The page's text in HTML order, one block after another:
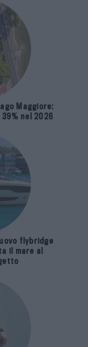
Maggiore:
nel 2026
flybridge
il mare al